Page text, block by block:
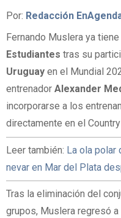
Por: Redacción
Fernando Muslera ya
Estudiantes tras su
Uruguay en el Mundial
entrenador Alexander
incorporarse a los
directamente en el
Leer también: La ola polar
nevar en Mar del Plata
Tras la eliminación del
grupos, Muslera regresó